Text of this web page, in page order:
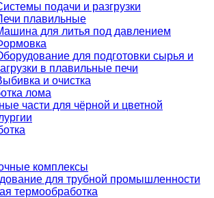
подачи и разгрузки
плавильные
для литья под давлением
для подготовки сырья и
в плавильные печи
и очистка
лома
части для чёрной и цветной
комплексы
для трубной промышленности
термообработка